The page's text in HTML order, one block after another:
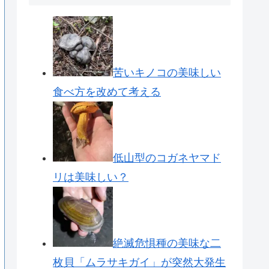
苦いキノコの美味しい
食べ方を改めて考える
低山型のコガネヤマド
リは美味しい？
絶滅危惧種の美味な二
枚貝「ムラサキガイ」が突然大発生